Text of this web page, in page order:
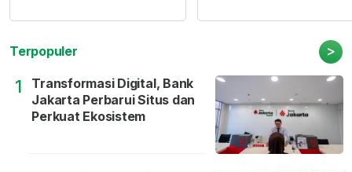
Terpopuler >
1
Transformasi Digital, Bank
Jakarta Perbarui Situs dan
Perkuat Ekosistem